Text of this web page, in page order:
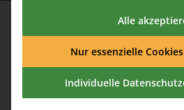
/georgeelias
Published8. Juni 2016at 1200×900
Alle
Nur essenzielle
Individuelle